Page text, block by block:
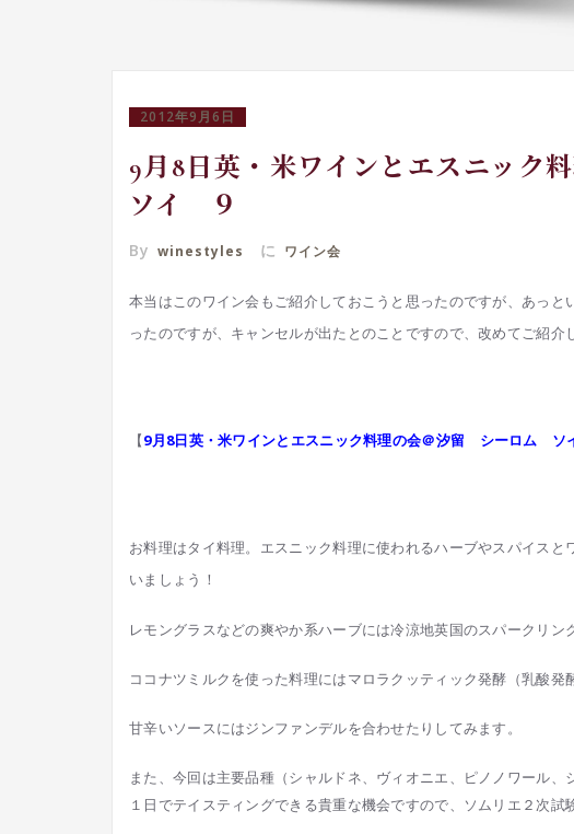
2012年9月6日
9月8日英・米ワインとエスニッ
ソイ ９
By winestyles に ワイン会
本当はこのワイン会もご紹介しておこうと思ったのですが、あっ
ったのですが、キャンセルが出たとのことですので、改めてご紹介
【9月8日英・米ワインとエスニック料理の会＠汐留 シーロム
お料理はタイ料理。エスニック料理に使われるハーブやスパイス
いましょう！
レモングラスなどの爽やか系ハーブには冷涼地英国のスパークリン
ココナツミルクを使った料理にはマロラクッティック発酵（乳酸発
甘辛いソースにはジンファンデルを合わせたりしてみます。
また、今回は主要品種（シャルドネ、ヴィオニエ、ピノノワール
１日でテイスティングできる貴重な機会ですので、ソムリエ２次試